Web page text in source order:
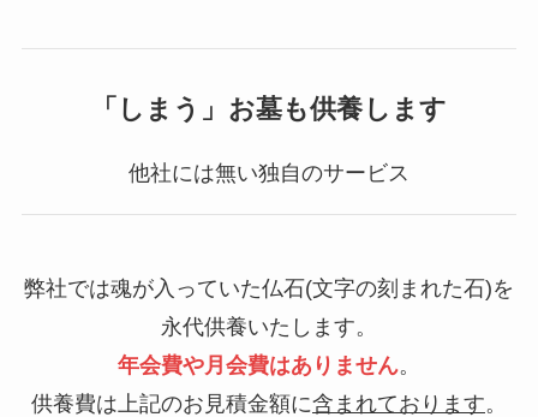
「しまう」お墓も供養します
他社には無い独自のサービス
弊社では魂が入っていた仏石(文字の刻まれた石)を
永代供養いたします。
年会費や月会費はありません。
供養費は上記のお見積金額に含まれております。